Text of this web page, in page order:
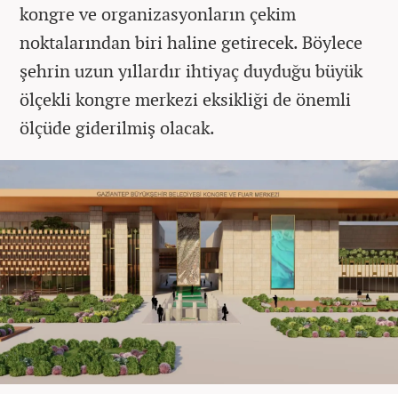
kongre ve organizasyonların çekim
noktalarından biri haline getirecek. Böylece
şehrin uzun yıllardır ihtiyaç duyduğu büyük
ölçekli kongre merkezi eksikliği de önemli
ölçüde giderilmiş olacak.